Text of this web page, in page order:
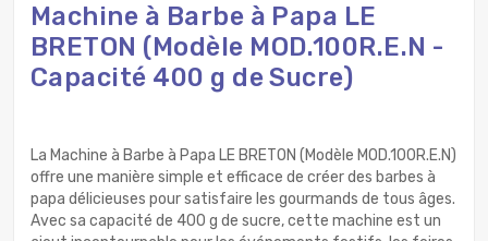
Machine à Barbe à Papa LE
BRETON (Modèle MOD.100R.E.N -
Capacité 400 g de Sucre)
La Machine à Barbe à Papa LE BRETON (Modèle MOD.100R.E.N)
offre une manière simple et efficace de créer des barbes à
papa délicieuses pour satisfaire les gourmands de tous âges.
Avec sa capacité de 400 g de sucre, cette machine est un